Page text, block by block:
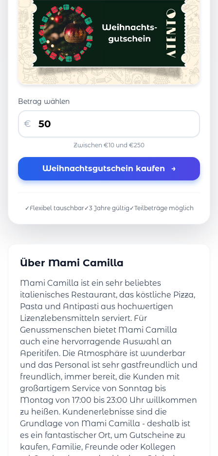
Betrag wählen
€
Zwischen €10 und €250
Weihnachtsgutschein kaufen →
✓ Flexibel tauschbar✓3 Jahre gültig ✓Teilbeträge möglich
Über Mami Camilla
Mami Camilla ist ein sehr beliebtes
italienisches Restaurant, das köstliche Pizza,
Pasta und Antipasti aus hochwertigen
Lizenzlebensmitteln serviert. Für
Genussmenschen bietet Mami Camilla
auch eine hervorragende Auswahl an
Aperitifen. Die Atmosphäre ist wunderbar
und das Personal ist sehr gastfreundlich und
freundlich, immer bereit, die Kunden mit
großartigem Service von Sonntag bis
Montag von 17:00 bis 23:00 Uhr willkommen
zu heißen. Kundenerlebnisse sind die
Grundlage von Mami Camilla - deshalb ist
es ein fantastischer Ort, um Gutscheine zu
kaufen, Familie, Freunde oder Kollegen